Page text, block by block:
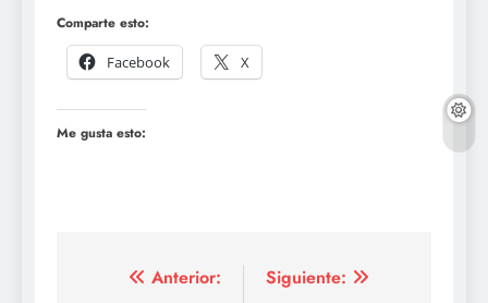
Comparte esto:
Facebook
X
Me gusta esto:
Navegación
Anterior:
Siguiente: